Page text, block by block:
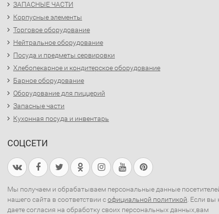
ЗАПАСНЫЕ ЧАСТИ
Корпусные элементы
Торговое оборудование
Нейтральное оборудование
Посуда и предметы сервировки
Хлебопекарное и кондитерское оборудование
Барное оборудование
Оборудование для пиццерий
Запасные части
Кухонная посуда и инвентарь
СОЦСЕТИ
Мы получаем и обрабатываем персональные данные
нашего сайта в соответствии софициальной политикой . Если вы
даете согласия на обработку своих персональных данных,вам